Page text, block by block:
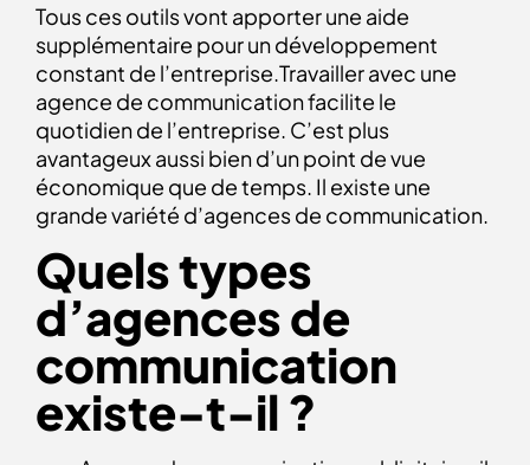
Tous ces outils vont apporter une aide
supplémentaire pour un développement
constant de l’entreprise.Travailler avec une
agence de communication facilite le
quotidien de l’entreprise. C’est plus
avantageux aussi bien d’un point de vue
économique que de temps. Il existe une
grande variété d’agences de communication.
Quels types
d’agences de
communication
existe-t-il ?